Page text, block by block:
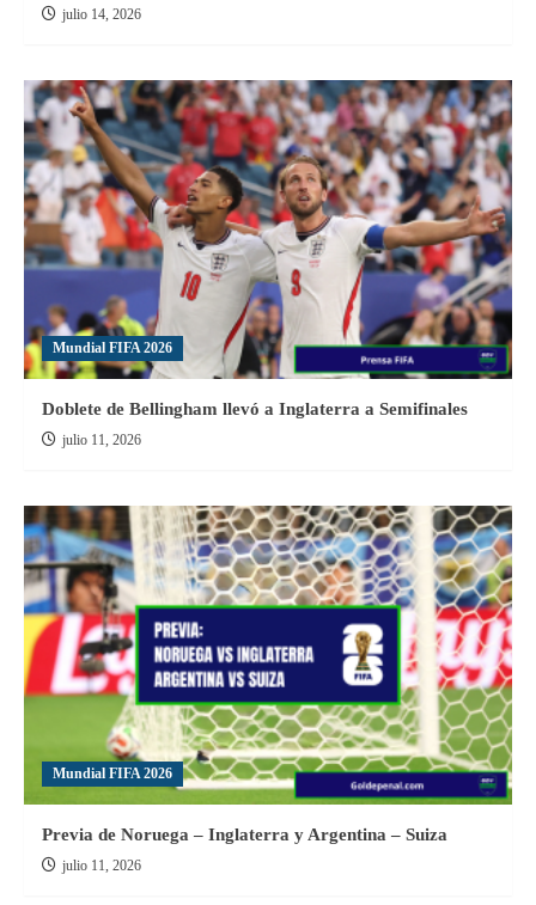
julio 14, 2026
Mundial FIFA 2026
Doblete de Bellingham llevó a Inglaterra a Semifinales
julio 11, 2026
Mundial FIFA 2026
Previa de Noruega – Inglaterra y Argentina – Suiza
julio 11, 2026